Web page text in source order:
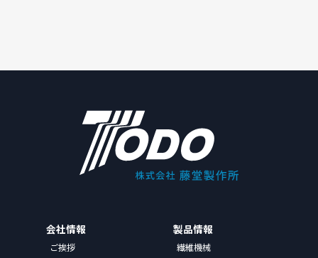
会社情報
ご挨拶
製品情報
繊維機械